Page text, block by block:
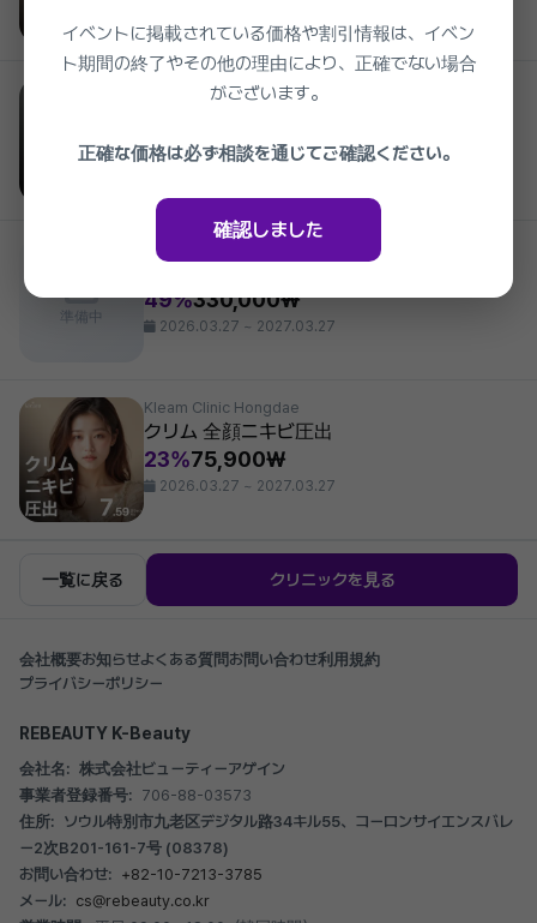
Kleam Clinic Hongdae
42%31,900₩
2026.03.27 ~ 2027.03.27
準備中
Kleam Clinic Hongdae
49%330,000₩
2026.03.27 ~ 2027.03.27
Kleam Clinic Hongdae
クリム 全顔ニキビ圧出
23%75,900₩
2026.03.27 ~ 2027.03.27
一覧に戻る クリニックを見る
会社概要お知らせよくある質問 お問い合わせ利用規約
プライバシーポリシー
REBEAUTY K-Beauty
会社名: 株式会社ビューティーアゲイン
事業者登録番号: 706-88-03573
住所: ソウル特別市九老区デジタル路34キル55、コーロンサイエンスバレ
ー2次B201-161-7号 (08378)
お問い合わせ: +82-10-7213-3785
メール: cs@rebeauty.co.kr
イベントに掲載されている価格や割引情報は、イベン
ト期間の終了やその他の理由により、正確でない場合
がございます。
正確な価格は必ず相談を通じてご確認ください。
確認しました